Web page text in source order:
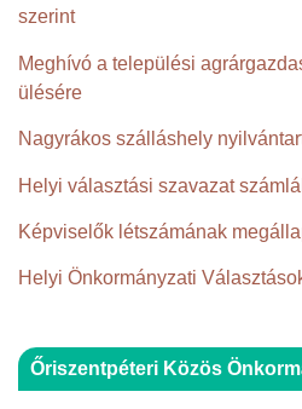
Őriszentpéteri Közös
szerint
Meghívó a települési
ülésére
Nagyrákos szálláshely
Helyi választási szavazat
Képviselők létszámának
Helyi Önkormányzati